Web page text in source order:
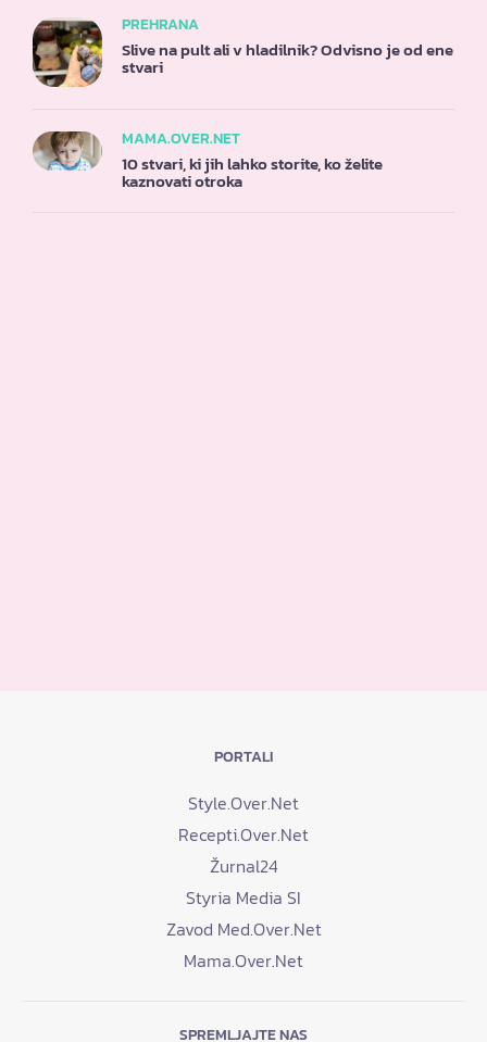
PREHRANA
Slive na pult ali v hladilnik? Odvisno je od ene
stvari
MAMA.OVER.NET
10 stvari, ki jih lahko storite, ko želite
kaznovati otroka
PORTALI
Style.Over.Net
Recepti.Over.Net
Žurnal24
Styria Media SI
Zavod Med.Over.Net
Mama.Over.Net
SPREMLJAJTE NAS